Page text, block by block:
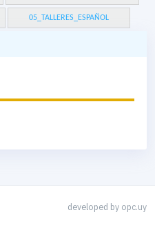
05_TALLERES_ESPAÑOL
developed by opc.uy